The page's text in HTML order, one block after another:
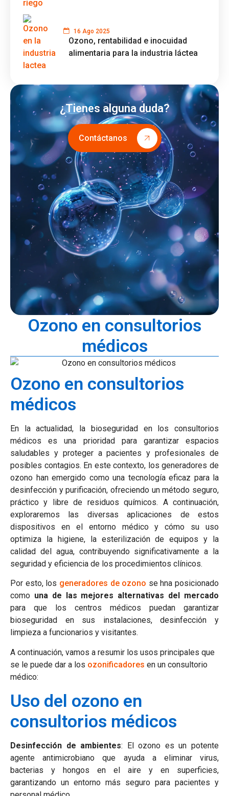
Ozono en consultorios
médicos
Ozono en consultorios
médicos
En la actualidad, la bioseguridad en los consultorios
médicos es una prioridad para garantizar espacios
saludables y proteger a pacientes y profesionales de
posibles contagios. En este contexto, los generadores de
ozono han emergido como una tecnología eficaz para la
desinfección y purificación, ofreciendo un método seguro,
práctico y libre de residuos químicos. A continuación,
exploraremos las diversas aplicaciones de estos
dispositivos en el entorno médico y cómo su uso
optimiza la higiene, la esterilización de equipos y la
calidad del agua, contribuyendo significativamente a la
seguridad y eficiencia de los procedimientos clínicos.
Por esto, los generadores de ozono se hna posicionado
como una de las mejores alternativas del mercado
para que los centros médicos puedan garantizar
bioseguridad en sus instalaciones, desinfección y
limpieza a funcionarios y visitantes.
A continuación, vamos a resumir los usos principales que
se le puede dar a los ozonificadores en un consultorio
médico:
Uso del ozono en
consultorios médicos
Desinfección de ambientes: El ozono es un potente
agente antimicrobiano que ayuda a eliminar virus,
bacterias y hongos en el aire y en superficies,
garantizando un entorno más seguro para pacientes y
16 Ago 2025
Ozono, rentabilidad e inocuidad
alimentaria para la industria láctea
¿Tienes alguna duda?
Contáctanos